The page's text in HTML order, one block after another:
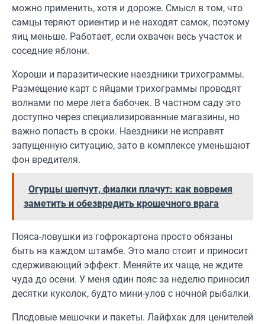
можно применить, хотя и дороже. Смысл в том, что
самцы теряют ориентир и не находят самок, поэтому
яиц меньше. Работает, если охвачен весь участок и
соседние яблони.
Хороши и паразитические наездники трихограммы.
Размещение карт с яйцами трихограммы проводят
волнами по мере лета бабочек. В частном саду это
доступно через специализированные магазины, но
важно попасть в сроки. Наездники не исправят
запущенную ситуацию, зато в комплексе уменьшают
фон вредителя.
Огурцы шепчут, фиалки плачут: как вовремя
заметить и обезвредить крошечного врага
Пояса-ловушки из гофрокартона просто обязаны
быть на каждом штамбе. Это мало стоит и приносит
сдерживающий эффект. Меняйте их чаще, не ждите
чуда до осени. У меня один пояс за неделю приносил
десятки куколок, будто мини-улов с ночной рыбалки.
Плодовые мешочки и пакеты. Лайфхак для ценителей